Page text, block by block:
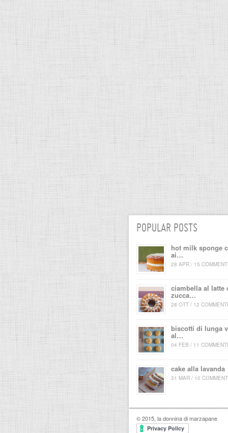
POPULAR POSTS
hot milk sponge
ai…
28 APR / 15
ciambella al latte
zucca…
28 OTT / 12 COMMENTI
biscotti di lunga
al…
04 FEB / 11 COMMENTI
cake alla lavanda
31 MAR / 10
© 2015, la donnina di marzapane